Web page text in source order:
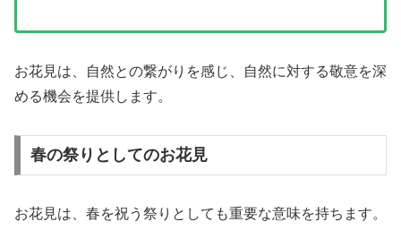
お花見は、自然との繋がりを感じ、自然に対する敬意を深
める機会を提供します。
春の祭りとしてのお花見
お花見は、春を祝う祭りとしても重要な意味を持ちます。